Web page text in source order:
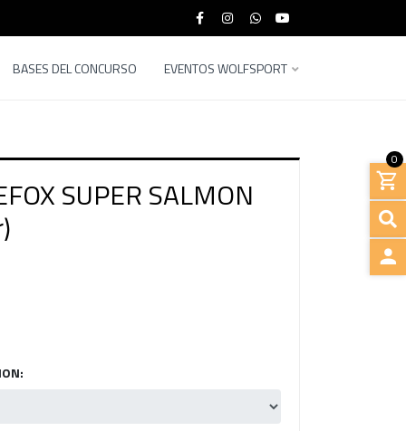
BASES DEL CONCURSO EVENTOS WOLFSPORT
0
SUPER SALMON